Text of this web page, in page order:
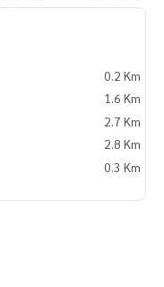
0.2 Km
1.6 Km
2.7 Km
2.8 Km
0.3 Km